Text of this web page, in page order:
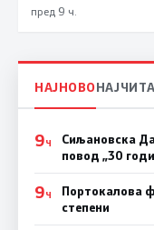
пред 9 ч.
НАЈНОВО
9Ч
Сиљановска
повод „30
9Ч
Портокалова
степени